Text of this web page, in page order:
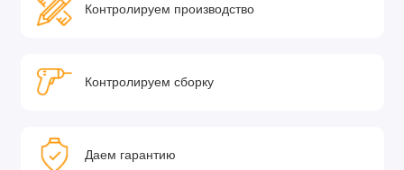
Контролируем производство
Контролируем сборку
Даем гарантию